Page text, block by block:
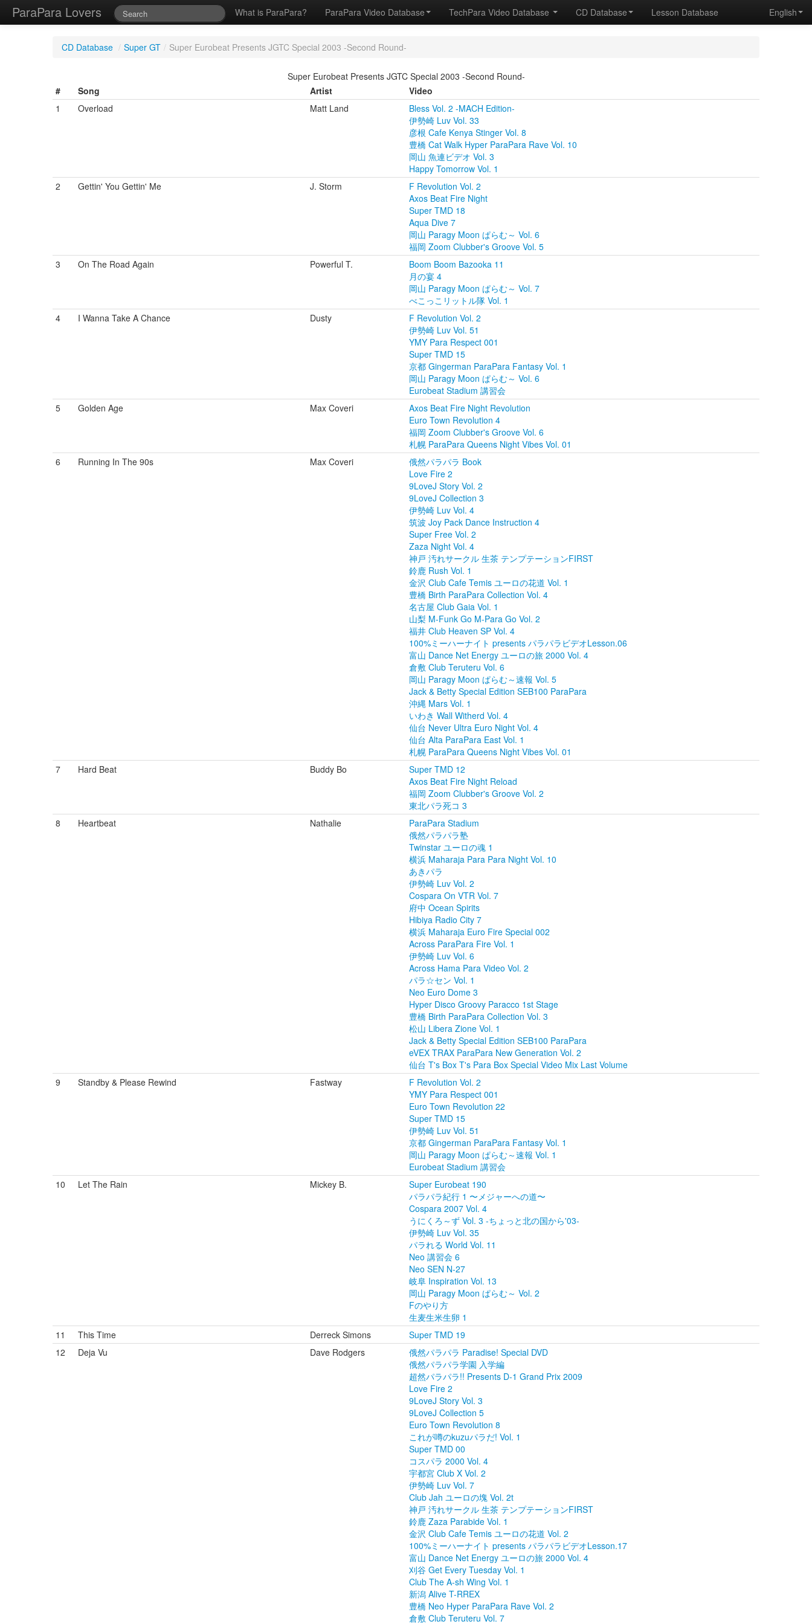
ParaPara Lovers What is ParaPara? ParaPara Video Database TechPara Video Database CD Database Lesson Database English
CD Database / Super GT / Super Eurobeat Presents JGTC Special 2003 -Second Round-
Super Eurobeat Presents JGTC Special 2003 -Second Round-
#
Song Artist
Video
1
Overload Matt Land
Bless Vol. 2 -MACH Edition-
伊勢崎 Luv Vol. 33
彦根 Cafe Kenya Stinger Vol. 8
豊橋 Cat Walk Hyper ParaPara Rave Vol. 10
岡山 魚連ビデオ Vol. 3
Happy Tomorrow Vol. 1
2
Gettin' You Gettin' Me J. Storm
F Revolution Vol. 2
Axos Beat Fire Night
Super TMD 18
Aqua Dive 7
岡山 Paragy Moon ぱらむ～ Vol. 6
福岡 Zoom Clubber's Groove Vol. 5
3
On The Road Again Powerful T.
Boom Boom Bazooka 11
月の宴 4
岡山 Paragy Moon ぱらむ～ Vol. 7
べこっこリットル隊 Vol. 1
4
I Wanna Take A Chance Dusty
F Revolution Vol. 2
伊勢崎 Luv Vol. 51
YMY Para Respect 001
Super TMD 15
京都 Gingerman ParaPara Fantasy Vol. 1
岡山 Paragy Moon ぱらむ～ Vol. 6
Eurobeat Stadium 講習会
5
Golden Age Max Coveri
Axos Beat Fire Night Revolution
Euro Town Revolution 4
福岡 Zoom Clubber's Groove Vol. 6
札幌 ParaPara Queens Night Vibes Vol. 01
6
Running In The 90s Max Coveri
俄然パラパラ Book
Love Fire 2
9LoveJ Story Vol. 2
9LoveJ Collection 3
伊勢崎 Luv Vol. 4
筑波 Joy Pack Dance Instruction 4
Super Free Vol. 2
Zaza Night Vol. 4
神戸 汚れサークル 生茶 テンプテーションFIRST
鈴鹿 Rush Vol. 1
金沢 Club Cafe Temis ユーロの花道 Vol. 1
豊橋 Birth ParaPara Collection Vol. 4
名古屋 Club Gaia Vol. 1
山梨 M-Funk Go M-Para Go Vol. 2
福井 Club Heaven SP Vol. 4
100%ミーハーナイト presents パラパラビデオLesson.06
富山 Dance Net Energy ユーロの旅 2000 Vol. 4
倉敷 Club Teruteru Vol. 6
岡山 Paragy Moon ぱらむ～速報 Vol. 5
Jack & Betty Special Edition SEB100 ParaPara
沖縄 Mars Vol. 1
いわき Wall Witherd Vol. 4
仙台 Never Ultra Euro Night Vol. 4
仙台 Alta ParaPara East Vol. 1
札幌 ParaPara Queens Night Vibes Vol. 01
7
Hard Beat Buddy Bo
Super TMD 12
Axos Beat Fire Night Reload
福岡 Zoom Clubber's Groove Vol. 2
東北パラ死コ 3
8
Heartbeat Nathalie
ParaPara Stadium
俄然パラパラ塾
Twinstar ユーロの魂 1
横浜 Maharaja Para Para Night Vol. 10
あきパラ
伊勢崎 Luv Vol. 2
Cospara On VTR Vol. 7
府中 Ocean Spirits
Hibiya Radio City 7
横浜 Maharaja Euro Fire Special 002
Across ParaPara Fire Vol. 1
伊勢崎 Luv Vol. 6
Across Hama Para Video Vol. 2
パラ☆セン Vol. 1
Neo Euro Dome 3
Hyper Disco Groovy Paracco 1st Stage
豊橋 Birth ParaPara Collection Vol. 3
松山 Libera Zione Vol. 1
Jack & Betty Special Edition SEB100 ParaPara
eVEX TRAX ParaPara New Generation Vol. 2
仙台 T's Box T's Para Box Special Video Mix Last Volume
9
Standby & Please Rewind Fastway
F Revolution Vol. 2
YMY Para Respect 001
Euro Town Revolution 22
Super TMD 15
伊勢崎 Luv Vol. 51
京都 Gingerman ParaPara Fantasy Vol. 1
岡山 Paragy Moon ぱらむ～速報 Vol. 1
Eurobeat Stadium 講習会
10
Let The Rain Mickey B.
Super Eurobeat 190
パラパラ紀行 1 〜メジャーへの道〜
Cospara 2007 Vol. 4
うにくろ～ず Vol. 3 -ちょっと北の国から'03-
伊勢崎 Luv Vol. 35
パラれる World Vol. 11
Neo 講習会 6
Neo SEN N-27
岐阜 Inspiration Vol. 13
岡山 Paragy Moon ぱらむ～ Vol. 2
Fのやり方
生麦生米生卵 1
11
This Time Derreck Simons
Super TMD 19
12
Deja Vu Dave Rodgers
俄然パラパラ Paradise! Special DVD
俄然パラパラ学園 入学編
超然パラパラ!! Presents D-1 Grand Prix 2009
Love Fire 2
9LoveJ Story Vol. 3
9LoveJ Collection 5
Euro Town Revolution 8
これが噂のkuzuパラだ! Vol. 1
Super TMD 00
コスパラ 2000 Vol. 4
宇都宮 Club X Vol. 2
伊勢崎 Luv Vol. 7
Club Jah ユーロの塊 Vol. 2t
神戸 汚れサークル 生茶 テンプテーションFIRST
鈴鹿 Zaza Parabide Vol. 1
金沢 Club Cafe Temis ユーロの花道 Vol. 2
100%ミーハーナイト presents パラパラビデオLesson.17
富山 Dance Net Energy ユーロの旅 2000 Vol. 4
刈谷 Get Every Tuesday Vol. 1
Club The A-sh Wing Vol. 1
新潟 Alive T-RREX
豊橋 Neo Hyper ParaPara Rave Vol. 2
倉敷 Club Teruteru Vol. 7